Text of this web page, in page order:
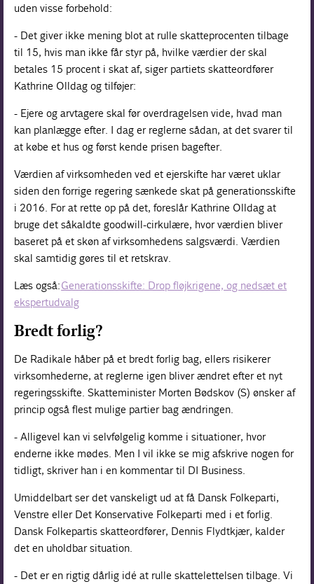
uden visse forbehold:
- Det giver ikke mening blot at rulle skatteprocenten tilbage
til 15, hvis man ikke får styr på, hvilke værdier der skal
betales 15 procent i skat af, siger partiets skatteord­fører
Kathrine Olldag og tilføjer:
- Ejere og arvtagere skal før overdragelsen vide, hvad man
kan planlægge efter. I dag er reglerne sådan, at det svarer til
at købe et hus og først kende prisen bagefter.
Værdien af virksomheden ved et ejerskifte har været uklar
siden den forrige regering sænkede skat på generationsskifte
i 2016. For at rette op på det, foreslår Kathrine Olldag at
bruge det såkaldte goodwill-cirkulære, hvor værdien bliver
baseret på et skøn af virksomhedens salgsværdi. Værdien
skal samtidig gøres til et retskrav.
Læs også:Generationsskifte: Drop fløjkrigene, og nedsæt et
ekspertudvalg
Bredt forlig?
De Radikale håber på et bredt forlig bag, ellers risikerer
virksomhederne, at reglerne igen bliver ændret efter et nyt
regeringsskifte. Skatteminister Morten Bødskov (S) ønsker af
princip også flest mulige partier bag ændringen.
- Alligevel kan vi selvfølgelig komme i situationer, hvor
enderne ikke mødes. Men I vil ikke se mig afskrive nogen for
tidligt, skriver han i en kommentar til DI Business.
Umiddelbart ser det vanskeligt ud at få Dansk Folkeparti,
Venstre eller Det Konservative Folkeparti med i et forlig.
Dansk Folkepartis skatteordfører, Dennis Flydtkjær, kalder
det en uholdbar situation.
- Det er en rigtig dårlig idé at rulle skattelettelsen tilbage. Vi